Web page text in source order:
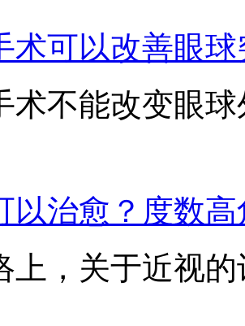
术可以改善眼
术不能改变眼
以治愈？度数
上，关于近视